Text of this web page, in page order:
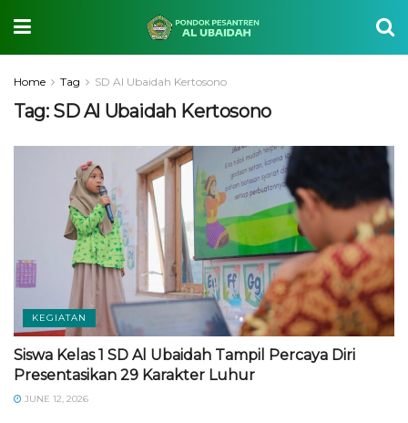
Home Tag SD Al Ubaidah Kertosono
Tag: SD Al Ubaidah Kertosono
KEGIATAN
Siswa Kelas 1 SD Al Ubaidah Tampil Percaya Diri
Presentasikan 29 Karakter Luhur
JUNE 12, 2026